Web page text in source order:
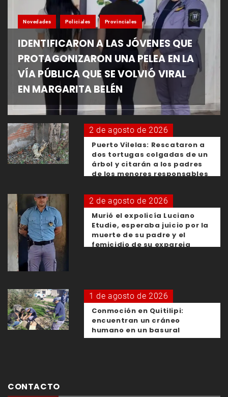
Novedades Policiales Provinciales
IDENTIFICARON A LAS JÓVENES QUE
PROTAGONIZARON UNA PELEA EN LA
VÍA PÚBLICA QUE SE VOLVIÓ VIRAL
EN MARGARITA BELÉN
2 de agosto de 2026
Puerto Vilelas: Rescataron a
dos tortugas colgadas de un
árbol y citarán a los padres
de los menores responsables
2 de agosto de 2026
Murió el expolicía Luciano
Etudie, esperaba juicio por la
muerte de su padre y el
femicidio de su expareja
1 de agosto de 2026
Conmoción en Quitilipi:
encuentran un cráneo
humano en un basural
CONTACTO